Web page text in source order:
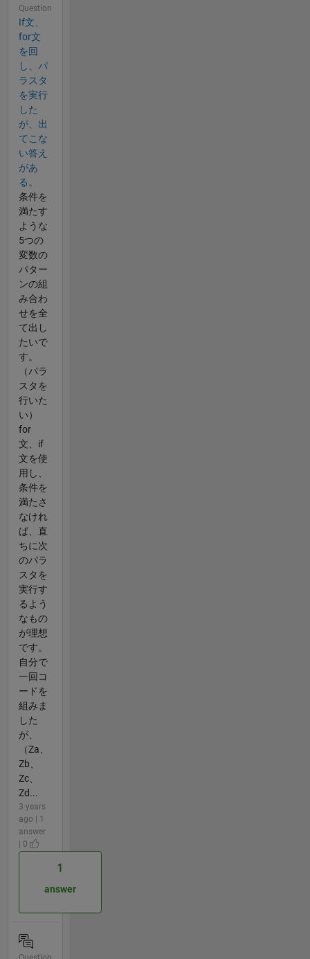
Question
If文、
for文
を回
し、パ
ラスタ
を実行
した
が、出
てこな
い答え
があ
る。
条件を
満たす
ような
5つの
変数の
パター
ンの組
み合わ
せを全
て出し
たいで
す。
（パラ
スタを
行いた
い）
for
文、if
文を使
用し、
条件を
満たさ
なけれ
ば、直
ちに次
のパラ
スタを
実行す
るよう
なもの
が理想
です。
自分で
一回コ
ードを
組みま
した
が、
（Za、
Zb、
Zc、
Zd...
3 years
ago | 1
answer
| 0
1
answer